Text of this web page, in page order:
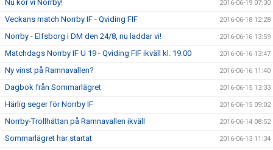
Nu kör vi Norrby! 2016-06-19 07:30
Veckans match Norrby IF - Qviding FIF 2016-06-18 12:28
Norrby - Elfsborg i DM den 24/8, nu laddar vi! 2016-06-16 13:59
Matchdags Norrby IF U 19 - Qviding FIF ikväll kl. 19.00 2016-06-16 13:47
Ny vinst på Ramnavallen? 2016-06-16 11:40
Dagbok från Sommarlägret 2016-06-15 13:33
Härlig seger för Norrby IF 2016-06-15 09:02
Norrby-Trollhättan på Ramnavallen ikväll 2016-06-14 08:52
Sommarlägret har startat 2016-06-13 11:34